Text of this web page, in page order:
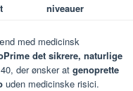
niveauer
med medicinsk
det sikrere, naturlige
der ønsker at genoprette
uden medicinske risici.